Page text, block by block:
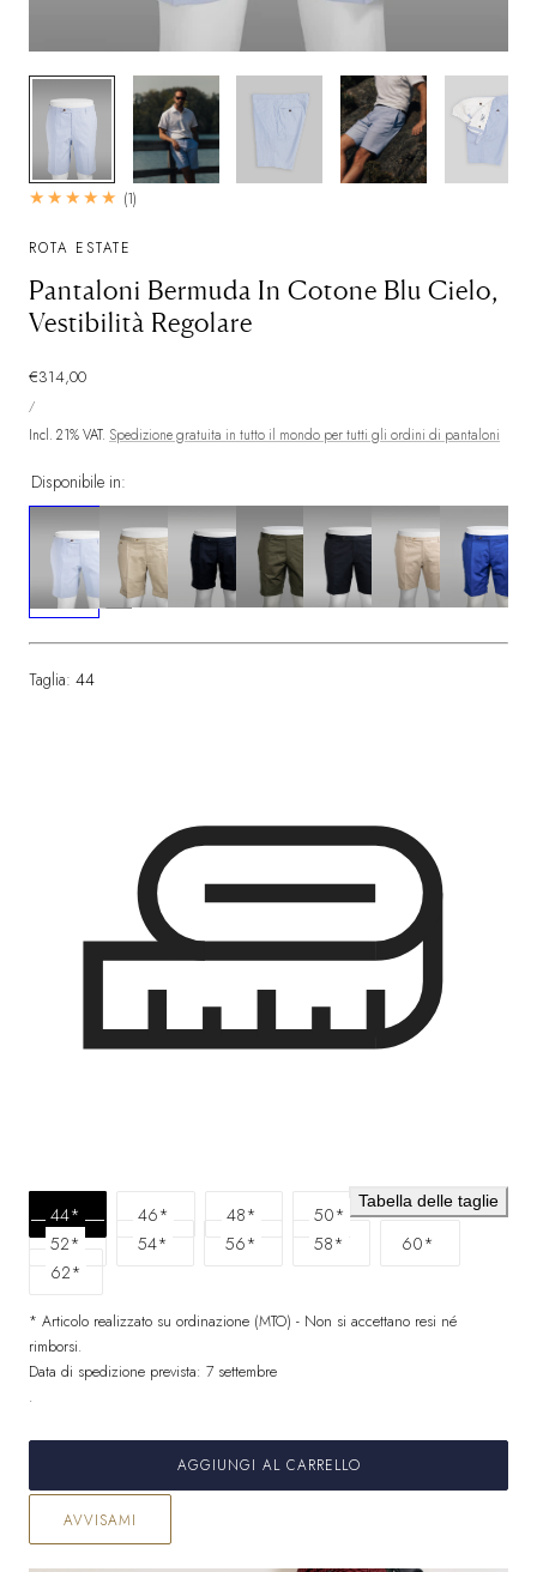
1/6
(1)1
ROTA ESTATE
Pantaloni Bermuda In Cotone Blu Cielo,
Vestibilità Regolare
Prezzo
normale
€314,00
UNITARIO
/PER
Incl. 21% VAT. Spedizione gratuita in tutto il mondo per tutti gli ordini di pantaloni
Disponibile in:
Taglia: 44
Tabella delle taglie
44* 46* 48*
50*
52*
54* 56* 58*
60*
62*
* Articolo realizzato su ordinazione (MTO) - Non si accettano resi né
rimborsi.
Data di spedizione prevista: 7 settembre
.
AGGIUNGI AL CARRELLO
AVVISAMI